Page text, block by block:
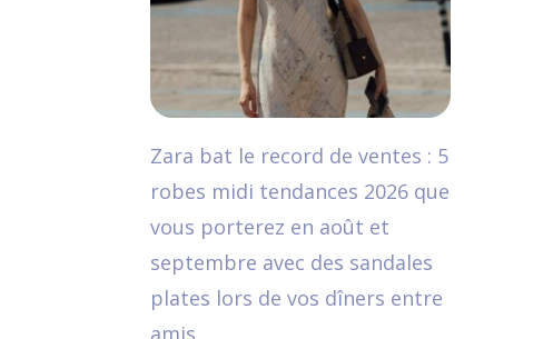
Zara bat le record de ventes : 5
robes midi tendances 2026 que
vous porterez en août et
septembre avec des sandales
plates lors de vos dîners entre
amis